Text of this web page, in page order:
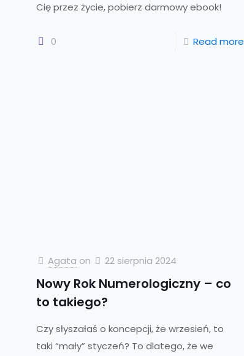
Cię przez życie, pobierz darmowy ebook!
0 Read more
Agata on 22 sierpnia 2024
Nowy Rok Numerologiczny – co
to takiego?
Czy słyszałaś o koncepcji, że wrzesień, to
taki “mały” styczeń? To dlatego, że we